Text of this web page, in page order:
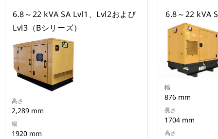
6.8～22 kVA SA Lvl1、Lvl2および
Lvl3（Bシリーズ）
高さ
2,289 mm
幅
1920 mm
6.8～22 kVA
幅
876 mm
長さ
1704 mm
高さ